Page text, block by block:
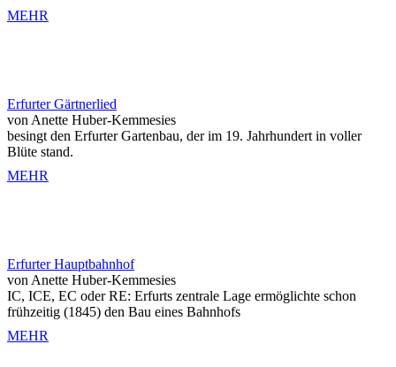
MEHR
Erfurter Gärtnerlied
von Anette Huber-Kemmesies
besingt den Erfurter Gartenbau, der im 19. Jahrhundert in voller
Blüte stand.
MEHR
Erfurter Hauptbahnhof
von Anette Huber-Kemmesies
IC, ICE, EC oder RE: Erfurts zentrale Lage ermöglichte schon
frühzeitig (1845) den Bau eines Bahnhofs
MEHR